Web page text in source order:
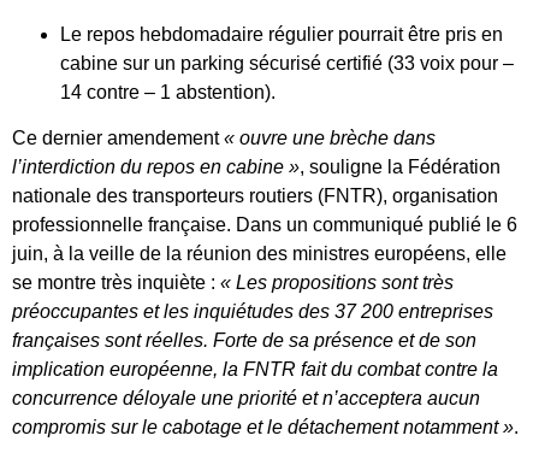
Le repos hebdomadaire régulier pourrait être pris en
cabine sur un parking sécurisé certifié (33 voix pour –
14 contre – 1 abstention).
Ce dernier amendement« ouvre une brèche dans
l’interdiction du repos en cabine », souligne la Fédération
nationale des transporteurs routiers (FNTR), organisation
professionnelle française. Dans un communiqué publié le 6
juin, à la veille de la réunion des ministres européens, elle
se montre très inquiète : « Les propositions sont très
préoccupantes et les inquiétudes des 37 200 entreprises
françaises sont réelles. Forte de sa présence et de son
implication européenne, la FNTR fait du combat contre la
concurrence déloyale une priorité et n’acceptera aucun
compromis sur le cabotage et le détachement notamment ».